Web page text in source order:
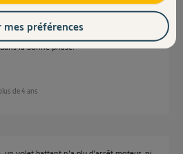
finalement résolu mon problème. J'avais
moteur, ce décalage de 180 degrés
la bonne phase.
de 4 ans
mes préférences